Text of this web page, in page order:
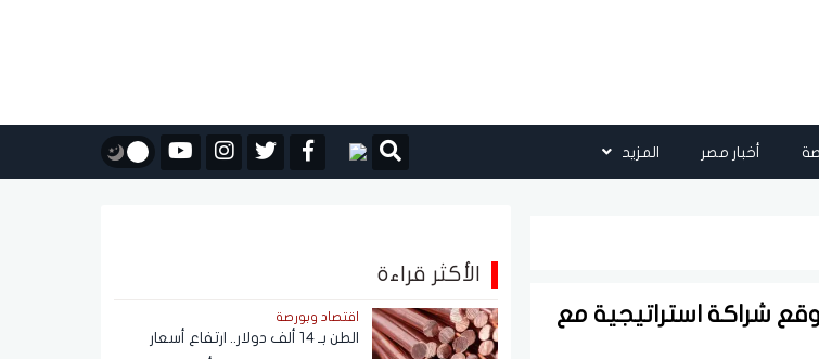
أخبار مصر المزيد
شراكة استراتيجية مع
الأكثر قراءة
اقتصاد وبورصة
الطن بـ 14 ألف دولار.. ارتفاع أسعار